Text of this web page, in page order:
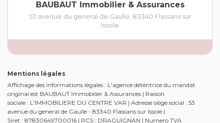
BAUBAUT Immobilier & Assurances
53 avenue du general de Gaulle 83340 Flassans sur
Issole
Mentions légales
Affichage des informations légales : L'agence détentrice du mandat
original est BAUBAUT Immobilier & Assurances | Raison
sociale : L'IMMOBILIERE DU CENTRE VAR | Adresse siège social : 53
avenue du general de Gaulle - 83340 Flassans sur Issole |
Siret : 87830649700016 | RCS : DRAGUIGNAN | Numero TVA